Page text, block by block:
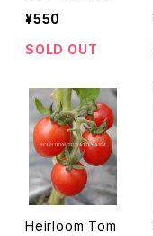
aro エアルー
デ・クラロ
¥550
SOLD OUT
Heirloom Tom